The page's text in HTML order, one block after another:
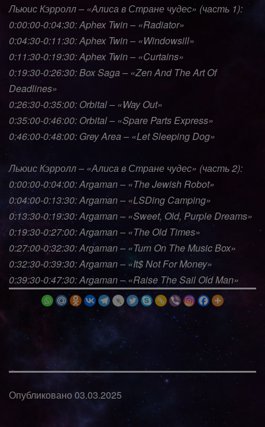
Льюис Кэрролл – «Алиса в Стране чудес» (часть 1):
0:00:00-0:04:30: Aphex Twin – «Radiator»
0:04:30-0:11:30: Aphex Twin – «Windowsill»
0:11:30-0:19:30: Aphex Twin – «Curtains»
0:19:30-0:26:30: Box Saga – «Zen And The Art Of
Deadlines»
0:26:30-0:35:00: Orbital – «Way Out»
0:35:00-0:46:00: Orbital – «Spare Parts Express»
0:46:00-0:48:00: Grey Area – «Let Sleeping Dog»
Льюис Кэрролл – «Алиса в Стране чудес» (часть 2):
0:00:00-0:04:00: Argaman – «The Jewish Robot»
0:04:00-0:13:30: Argaman – «LSDing Camping»
0:13:30-0:19:30: Argaman – «Sweet, Old, Purple Dreams»
0:19:30-0:27:00: Argaman – «The Old Times»
0:27:00-0:32:30: Argaman – «Turn On The Music Box»
0:32:30-0:39:30: Argaman – «It$ Not For Money»
0:39:30-0:47:30: Argaman – «Raise The Sail Old Man»
Опубликовано03.03.2025